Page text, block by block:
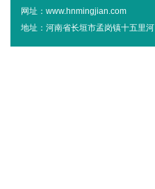
网址：www.hnmingjian.com
地址：河南省长垣市孟岗镇十五里河